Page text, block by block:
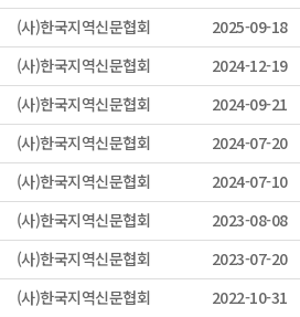
(사)한국지역신문협회 2025-09-18
(사)한국지역신문협회 2024-12-19
(사)한국지역신문협회 2024-09-21
(사)한국지역신문협회 2024-07-20
(사)한국지역신문협회 2024-07-10
(사)한국지역신문협회 2023-08-08
(사)한국지역신문협회 2023-07-20
(사)한국지역신문협회 2022-10-31